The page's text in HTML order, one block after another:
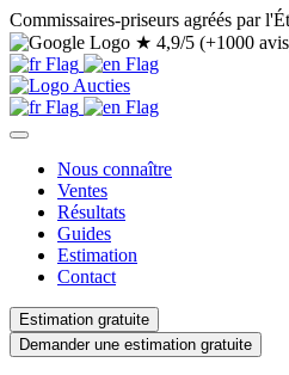
Commissaires-priseurs agréés par
★ 4,9/5 (+1000
Nous connaître
Ventes
Résultats
Guides
Estimation
Contact
Estimation gratuite
Demander une estimation gratuite